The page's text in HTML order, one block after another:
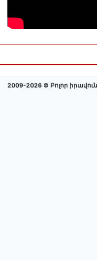
2009-2026 © Բոլոր